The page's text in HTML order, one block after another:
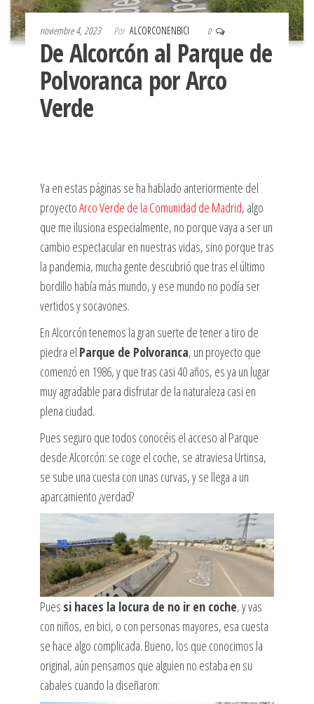
noviembre 4, 2023 Por ALCORCONENBICI 0
De Alcorcón al Parque de
Polvoranca por Arco
Verde
Ya en estas páginas se ha hablado anteriormente del
proyectoArco Verde de la Comunidad de Madrid, algo
que me ilusiona especialmente, no porque vaya a ser un
cambio espectacular en nuestras vidas, sino porque tras
la pandemia, mucha gente descubrió que tras el último
bordillo había más mundo, y ese mundo no podía ser
vertidos y socavones.
En Alcorcón tenemos la gran suerte de tener a tiro de
piedra el Parque de Polvoranca, un proyecto que
comenzó en 1986, y que tras casi 40 años, es ya un lugar
muy agradable para disfrutar de la naturaleza casi en
plena ciudad.
Pues seguro que todos conocéis el acceso al Parque
desde Alcorcón: se coge el coche, se atraviesa Urtinsa,
se sube una cuesta con unas curvas, y se llega a un
aparcamiento ¿verdad?
Pues si haces la locura de no ir en coche, y vas
con niños, en bici, o con personas mayores, esa cuesta
se hace algo complicada. Bueno, los que conocimos la
original, aún pensamos que alguien no estaba en su
cabales cuando la diseñaron: